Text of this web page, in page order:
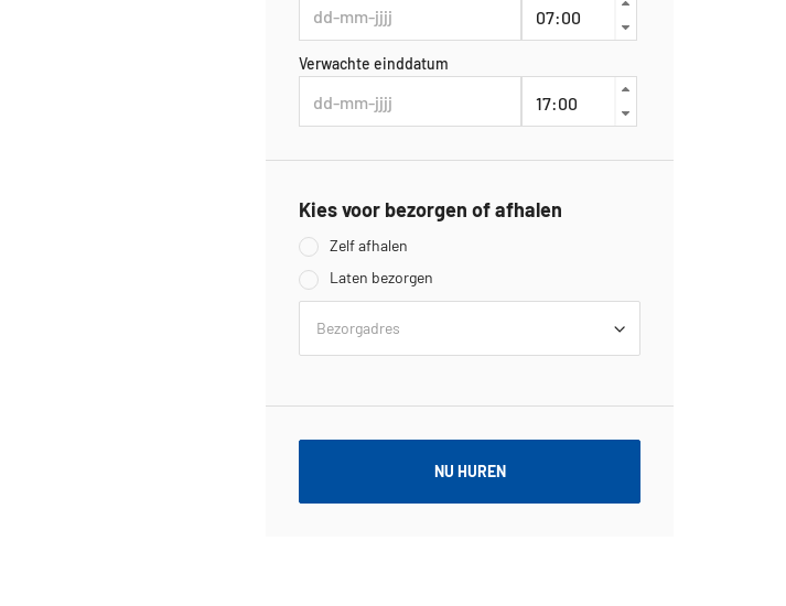
Verwachte einddatum
Kies voor bezorgen of afhalen
Zelf afhalen
Laten bezorgen
Bezorgadres
NU HUREN